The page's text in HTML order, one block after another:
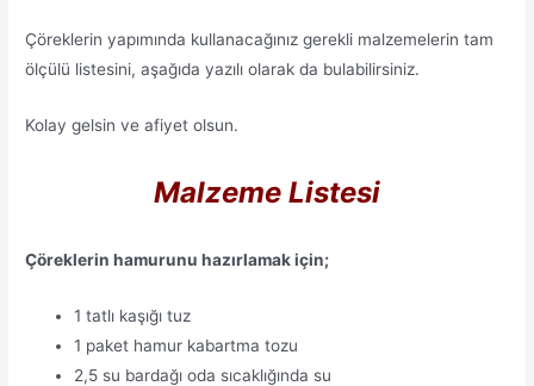
Çöreklerin yapımında kullanacağınız gerekli malzemelerin tam
ölçülü listesini, aşağıda yazılı olarak da bulabilirsiniz.
Kolay gelsin ve afiyet olsun.
Malzeme Listesi
Çöreklerin hamurunu hazırlamak için;
1 tatlı kaşığı tuz
1 paket hamur kabartma tozu
2,5 su bardağı oda sıcaklığında su